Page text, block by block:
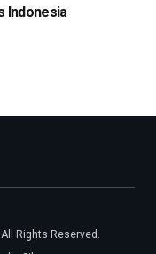
Indonesia
Rights Reserved.